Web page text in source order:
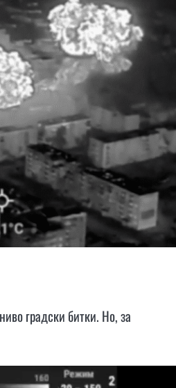
градски битки. Но, за